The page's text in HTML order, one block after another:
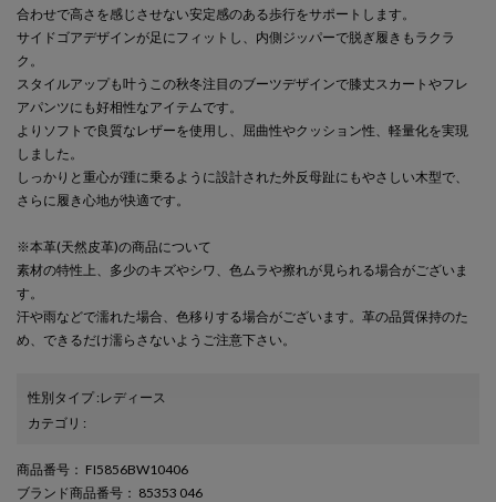
合わせで高さを感じさせない安定感のある歩行をサポートします。
サイドゴアデザインが足にフィットし、内側ジッパーで脱ぎ履きもラクラ
ク。
スタイルアップも叶うこの秋冬注目のブーツデザインで膝丈スカートやフレ
アパンツにも好相性なアイテムです。
よりソフトで良質なレザーを使用し、屈曲性やクッション性、軽量化を実現
しました。
しっかりと重心が踵に乗るように設計された外反母趾にもやさしい木型で、
さらに履き心地が快適です。
※本革(天然皮革)の商品について
素材の特性上、多少のキズやシワ、色ムラや擦れが見られる場合がございま
す。
汗や雨などで濡れた場合、色移りする場合がございます。革の品質保持のた
め、できるだけ濡らさないようご注意下さい。
性別タイプ: レディース
カテゴリ :
商品番号 ： FI5856BW10406
ブランド商品番号 ： 85353 046